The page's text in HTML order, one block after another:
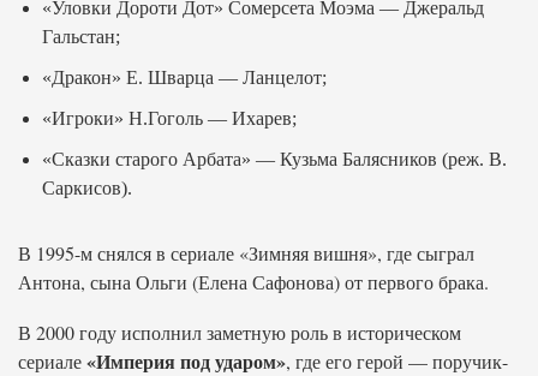
«Уловки Дороти Дот» Сомерсета Моэма — Джеральд
Гальстан;
«Дракон» Е. Шварца — Ланцелот;
«Игроки» Н.Гоголь — Ихарев;
«Сказки старого Арбата» — Кузьма Балясников (реж. В.
Саркисов).
В 1995-м снялся в сериале «Зимняя вишня», где сыграл
Антона, сына Ольги (Елена Сафонова) от первого брака.
В 2000 году исполнил заметную роль в историческом
сериале«Империя под ударом», где его герой — поручик-